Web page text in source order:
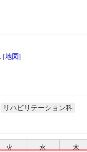
[地図]
リハビリテーション科
火 水 木